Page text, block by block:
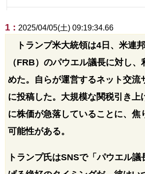
1 : 2025/04/05(土) 09:19:34.66
トランプ米大統領は4日、米連
（FRB）のパウエル議長に対し
めた。自らが運営するネット交流
に投稿した。大規模な関税引き上
に株価が急落していることに、焦
可能性がある。
トランプ氏はSNSで「パウエル